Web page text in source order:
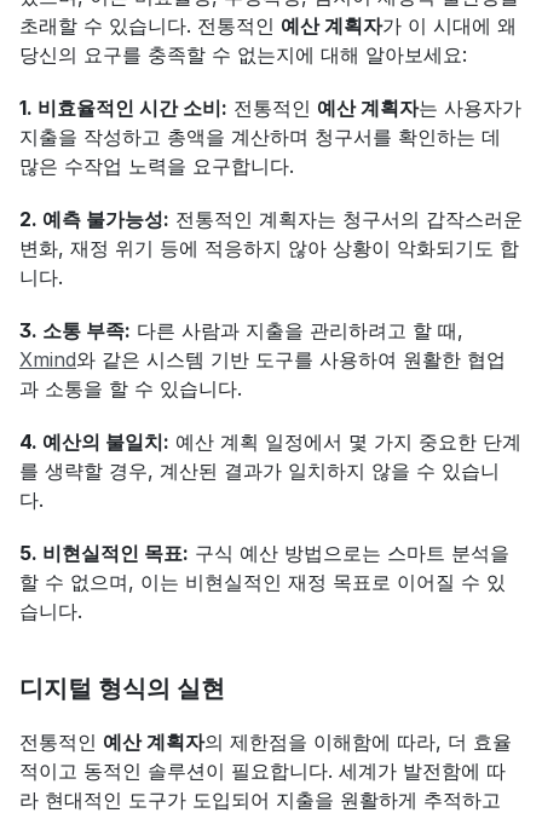
초래할 수 있습니다. 전통적인 예산 계획자가 이 시대에 왜
당신의 요구를 충족할 수 없는지에 대해 알아보세요:
1. 비효율적인 시간 소비: 전통적인 예산 계획자는 사용자가
지출을 작성하고 총액을 계산하며 청구서를 확인하는 데
많은 수작업 노력을 요구합니다.
2. 예측 불가능성: 전통적인 계획자는 청구서의 갑작스러운
변화, 재정 위기 등에 적응하지 않아 상황이 악화되기도 합
니다.
3. 소통 부족:
Xmind와 같은 시스템 기반 도구를 사용하여 원활한 협업
과 소통을 할 수 있습니다.
4. 예산의 불일치: 예산 계획 일정에서 몇 가지 중요한 단계
를 생략할 경우, 계산된 결과가 일치하지 않을 수 있습니
다.
5. 비현실적인 목표: 구식 예산 방법으로는 스마트 분석을
할 수 없으며, 이는 비현실적인 재정 목표로 이어질 수 있
습니다.
디지털 형식의 실현
전통적인 예산 계획자의 제한점을 이해함에 따라, 더 효율
적이고 동적인 솔루션이 필요합니다. 세계가 발전함에 따
라 현대적인 도구가 도입되어 지출을 원활하게 추적하고